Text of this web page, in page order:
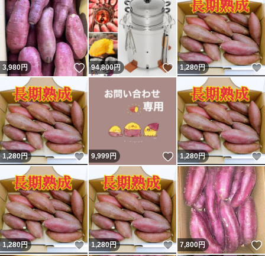
3,980円 いいね！
94,800円 いいね！
1,280円
1,280円 いいね！
9,999円 いいね！
1,280円
1,280円 いいね！
1,280円 いいね！
7,800円